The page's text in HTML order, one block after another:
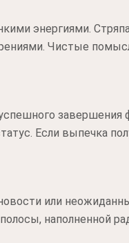
энергиями.
Чистые
завершения
Если выпечка
или
наполненной